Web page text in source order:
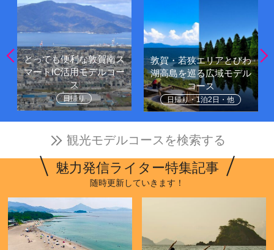
とっても便利な敦賀南ス
マートIC活用モデルコー
ス
日帰り
敦賀・若狭エリアとびわ
湖高島を巡る広域モデル
コース
日帰り・1泊2日・他
観光モデルコースを検索する
魅力発信ライター特集記事
随時更新していきます！